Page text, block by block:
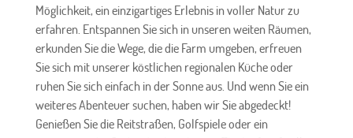
Möglichkeit, ein einzigartiges Erlebnis in voller Natur zu
erfahren. Entspannen Sie sich in unseren weiten Räumen,
erkunden Sie die Wege, die die Farm umgeben, erfreuen
Sie sich mit unserer köstlichen regionalen Küche oder
ruhen Sie sich einfach in der Sonne aus. Und wenn Sie ein
weiteres Abenteuer suchen, haben wir Sie abgedeckt!
Genießen Sie die Reitstraßen, Golfspiele oder ein